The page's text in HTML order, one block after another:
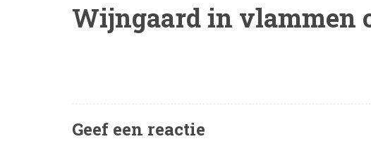
Wijngaard in vlammen
Geef een reactie